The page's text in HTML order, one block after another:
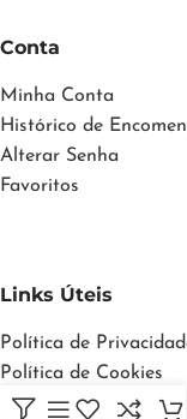
Conta
Minha Conta
Histórico de
Alterar Senha
Favoritos
Links Úteis
Política de
Política de Cookies
Termos e Condições